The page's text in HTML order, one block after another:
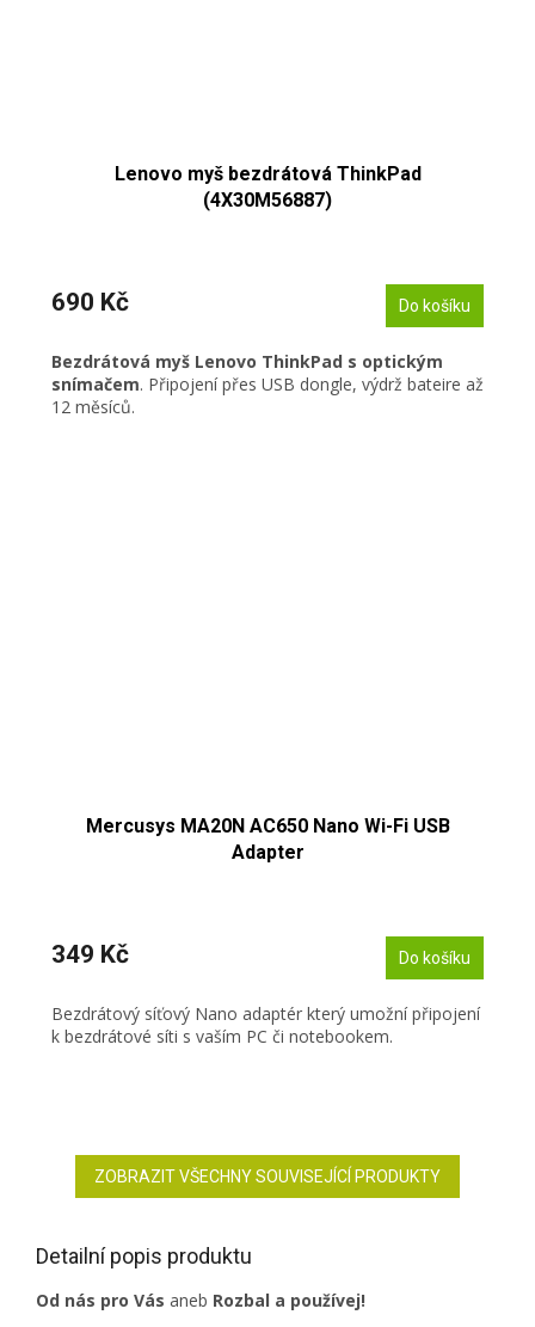
Lenovo myš bezdrátová ThinkPad
(4X30M56887)
690 Kč Do košíku
Bezdrátová myš Lenovo ThinkPad s optickým
snímačem. Připojení přes USB dongle, výdrž bateire až
12 měsíců.
Mercusys MA20N AC650 Nano Wi-Fi USB
Adapter
349 Kč Do košíku
Bezdrátový síťový Nano adaptér který umožní připojení
k bezdrátové síti s vaším PC či notebookem.
ZOBRAZIT VŠECHNY SOUVISEJÍCÍ PRODUKTY
Detailní popis produktu
Od nás pro Vás aneb Rozbal a používej!